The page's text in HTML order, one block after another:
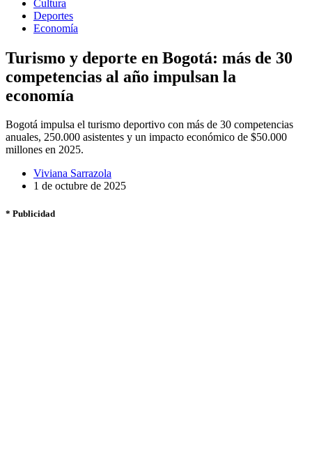
Cultura
Deportes
Economía
Turismo y deporte en Bogotá: más de 30
competencias al año impulsan la
economía
Bogotá impulsa el turismo deportivo con más de 30 competencias
anuales, 250.000 asistentes y un impacto económico de $50.000
millones en 2025.
Viviana Sarrazola
1 de octubre de 2025
* Publicidad